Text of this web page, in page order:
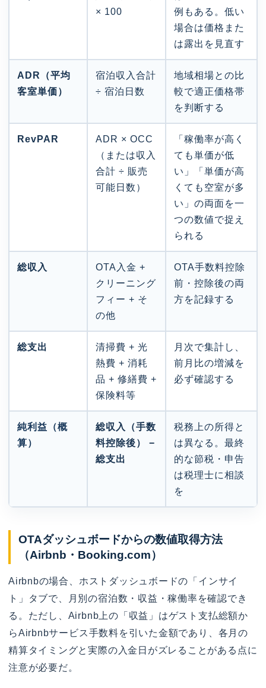
× 100
例もある。低い
場合は価格また
は露出を見直す
ADR（平均
客室単価）
宿泊収入合計
÷ 宿泊日数
地域相場との比
較で適正価格帯
を判断する
RevPAR
ADR × OCC
（または収入
合計 ÷ 販売
可能日数）
「稼働率が高く
ても単価が低
い」「単価が高
くても空室が多
い」の両面を一
つの数値で捉え
られる
総収入
OTA入金 +
クリーニング
フィー + そ
の他
OTA手数料控除
前・控除後の両
方を記録する
総支出
清掃費 + 光
熱費 + 消耗
品 + 修繕費 +
保険料等
月次で集計し、
前月比の増減を
必ず確認する
純利益（概
算）
総収入（手数
料控除後） −
総支出
税務上の所得と
は異なる。最終
的な節税・申告
は税理士に相談
を
OTAダッシュボードからの数値取得方法
（Airbnb・Booking.com）
Airbnbの場合、ホストダッシュボードの「インサイ
ト」タブで、月別の宿泊数・収益・稼働率を確認でき
る。ただし、Airbnb上の「収益」はゲスト支払総額か
らAirbnbサービス手数料を引いた金額であり、各月の
精算タイミングと実際の入金日がズレることがある点に
注意が必要だ。